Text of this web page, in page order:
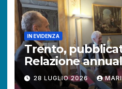
IN EVIDENZA
Trento,
Relazione
Difensore civico
Provincia
28 LUGLIO 2026